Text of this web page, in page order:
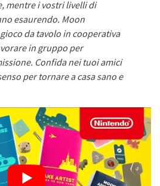
mentre i vostri livelli di
esaurendo. Moon
da tavolo in cooperativa
in gruppo per
Confida nei tuoi amici
per tornare a casa sano e